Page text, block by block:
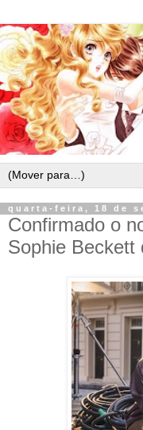
quarta-feira, 18 de
Confirmado o
Sophie Beckett